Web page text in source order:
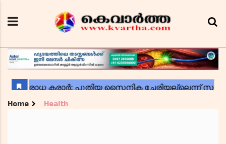
Home Health